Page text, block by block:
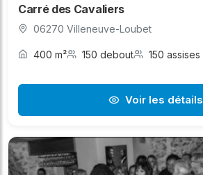
Carré des Cavaliers
06270 Villeneuve-Loubet
400 m² 150 debout 150 assises
Voir les détails